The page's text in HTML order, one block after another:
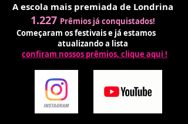
A escola mais premiada de Londrina
1.227 Prêmios já conquistados!
Começaram os festivais e já estamos
atualizando a lista
confiram nossos prêmios, clique aqui !